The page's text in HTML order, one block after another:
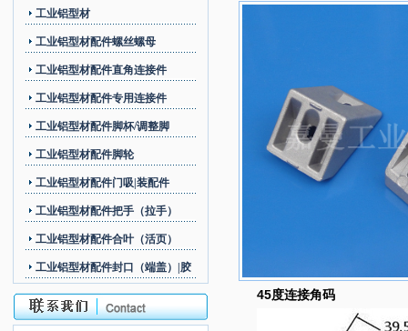
工业铝型材
工业铝型材配件螺丝螺母
工业铝型材配件直角连接件
工业铝型材配件专用连接件
工业铝型材配件脚杯/调整脚
工业铝型材配件脚轮
工业铝型材配件门吸|装配件
工业铝型材配件把手（拉手）
工业铝型材配件合叶（活页）
工业铝型材配件封口（端盖）|胶
条（槽封边） 45度连接角码